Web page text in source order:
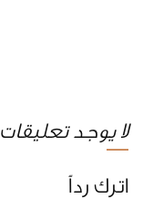
لا يوجد تعليقات
اترك رداً